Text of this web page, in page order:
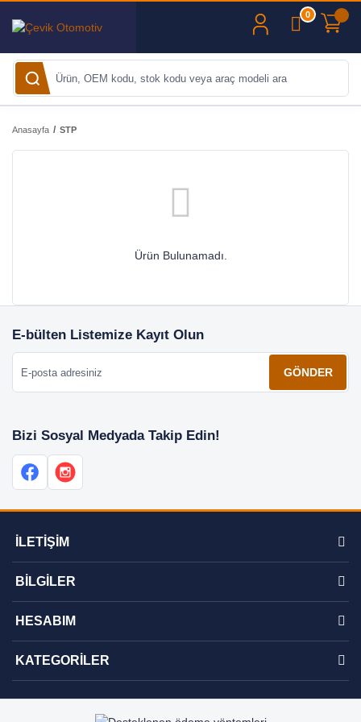
0
Anasayfa STP
Ürün Bulunamadı.
E-bülten Listemize Kayıt Olun
GÖNDER
Bizi Sosyal Medyada Takip Edin!
İLETİŞİM
BİLGİLER
HESABIM
KATEGORİLER